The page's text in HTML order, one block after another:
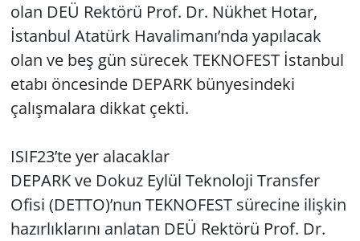
olan DEÜ Rektörü Prof. Dr. Nükhet Hotar,
İstanbul Atatürk Havalimanı’nda yapılacak
olan ve beş gün sürecek TEKNOFEST İstanbul
etabı öncesinde DEPARK bünyesindeki
çalışmalara dikkat çekti.
ISIF23’te yer alacaklar
DEPARK ve Dokuz Eylül Teknoloji Transfer
Ofisi (DETTO)’nun TEKNOFEST sürecine ilişkin
hazırlıklarını anlatan DEÜ Rektörü Prof. Dr.